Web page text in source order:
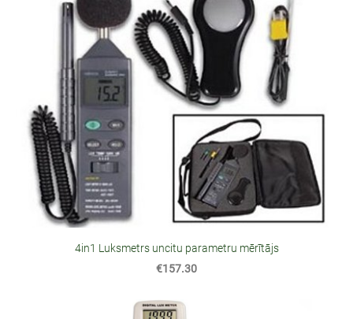
4in1 Luksmetrs uncitu parametru mērītājs
€157.30